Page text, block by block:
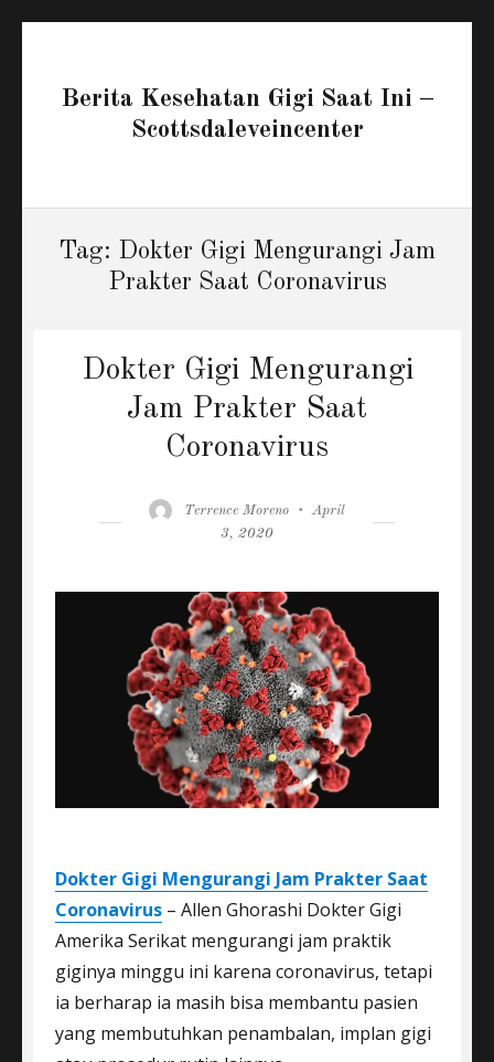
Berita Kesehatan Gigi Saat Ini –
Scottsdaleveincenter
Tag: Dokter Gigi Mengurangi Jam
Prakter Saat Coronavirus
Dokter Gigi Mengurangi
Jam Prakter Saat
Coronavirus
Author
Terrence Moreno
Posted
April
3, 2020
Dokter Gigi Mengurangi Jam Prakter Saat
Coronavirus – Allen Ghorashi Dokter Gigi
Amerika Serikat mengurangi jam praktik
giginya minggu ini karena coronavirus, tetapi
ia berharap ia masih bisa membantu pasien
yang membutuhkan penambalan, implan gigi